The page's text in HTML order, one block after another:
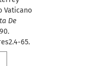
Vaticano
De
65.